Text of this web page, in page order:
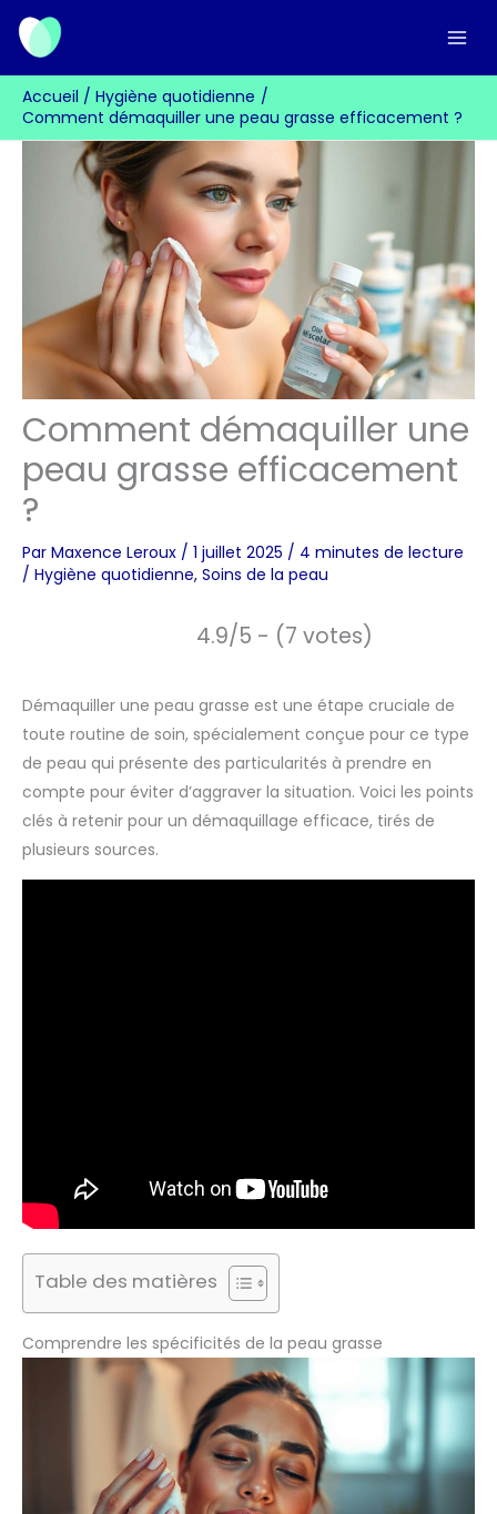
Aller
contenu
Accueil
Hygiène quotidienne
Comment démaquiller une peau grasse efficacement ?
Comment démaquiller une
peau grasse efficacement
?
Par Maxence Leroux / 1 juillet 2025 / 4 minutes de lecture
/ Hygiène quotidienne, Soins de la peau
4.9/5 - (7 votes)
Démaquiller une peau grasse est une étape cruciale de
toute routine de soin, spécialement conçue pour ce type
de peau qui présente des particularités à prendre en
compte pour éviter d’aggraver la situation. Voici les points
clés à retenir pour un démaquillage efficace, tirés de
plusieurs sources.
Table des matières
Comprendre les spécificités de la peau grasse